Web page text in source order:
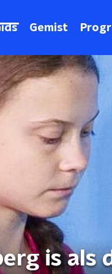
Gemist
is als